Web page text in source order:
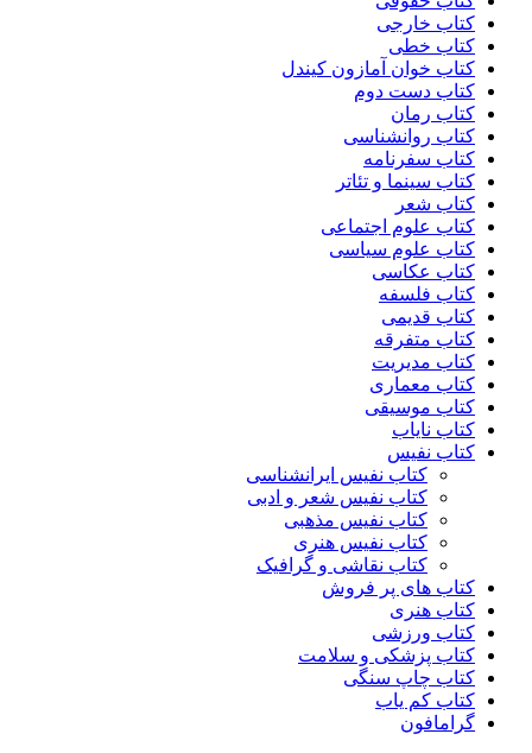
کتاب خارجی
کتاب خطی
کتاب خوان آمازون کیندل
کتاب دست دوم
کتاب رمان
کتاب روانشناسی
کتاب سفرنامه
کتاب سینما و تئاتر
کتاب شعر
کتاب علوم اجتماعی
کتاب علوم سیاسی
کتاب عکاسی
کتاب فلسفه
کتاب قدیمی
کتاب متفرقه
کتاب مدیریت
کتاب معماری
کتاب موسیقی
کتاب نایاب
کتاب نفیس
کتاب نفیس ایرانشناسی
کتاب نفیس شعر و ادبی
کتاب نفیس مذهبی
کتاب نفیس هنری
کتاب نقاشی و گرافیک
کتاب های پر فروش
کتاب هنری
کتاب ورزشی
کتاب پزشکی و سلامت
کتاب چاپ سنگی
کتاب کم یاب
گرامافون